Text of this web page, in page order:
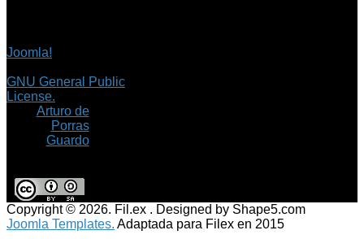
Joomla!
GNU General Public
License.
Arturo de
Porras
Guardo
Copyright © 2026. Fil.ex . Designed by Shape5.com
Joomla Templates. Adaptada para Filex en 2015